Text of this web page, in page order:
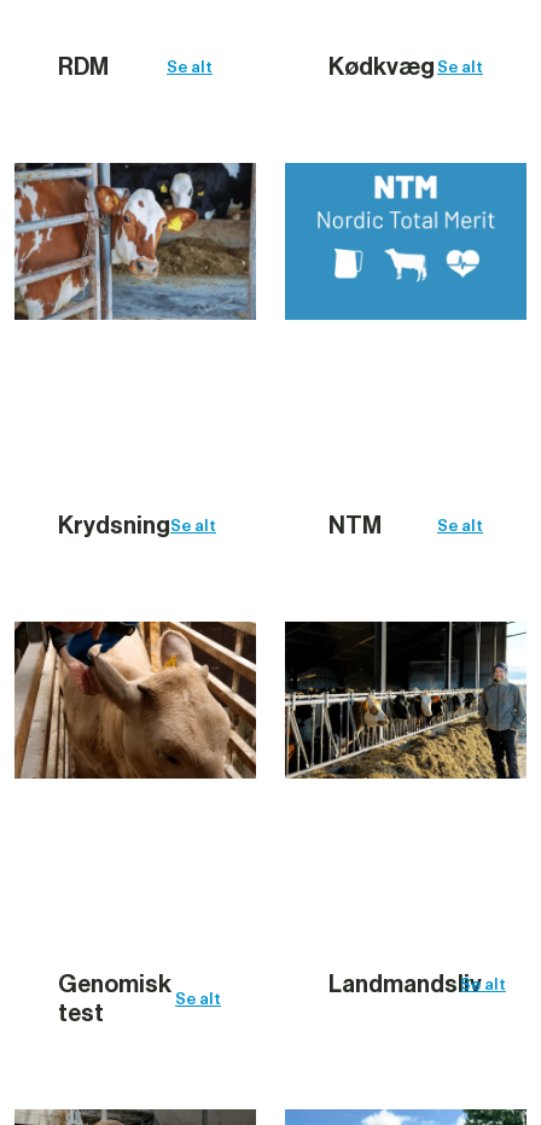
RDM Se alt KødkvægSe alt
KrydsningSe alt NTM Se alt
Genomisk
test
Se alt LandmandslivSe alt